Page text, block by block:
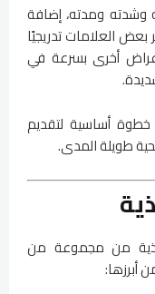
وشدته ومدته، إضافة
العلامات تدريجيًا
أخرى بسرعة في
أساسية لتقديم
طويلة المدى.
من مجموعة من
أبرزها: